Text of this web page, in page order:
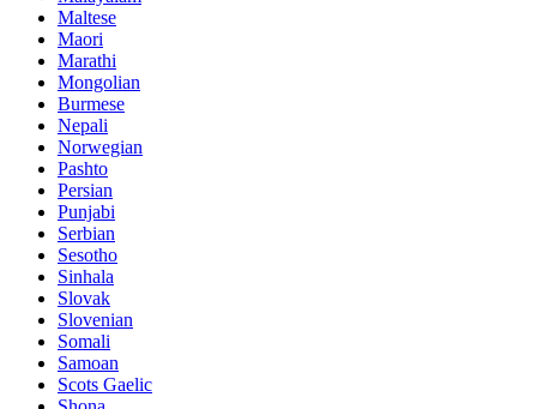
Maltese
Maori
Marathi
Mongolian
Burmese
Nepali
Norwegian
Pashto
Persian
Punjabi
Serbian
Sesotho
Sinhala
Slovak
Slovenian
Somali
Samoan
Scots Gaelic